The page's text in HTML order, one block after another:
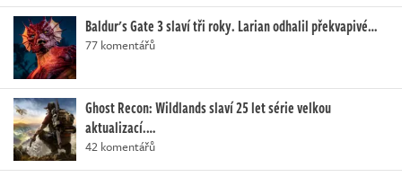
Baldur's Gate 3 slaví tři roky. Larian odhalil překvapivé…
77 komentářů
Ghost Recon: Wildlands slaví 25 let série velkou
aktualizací.…
42 komentářů